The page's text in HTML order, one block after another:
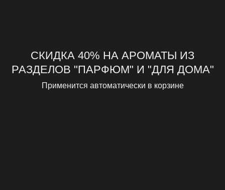
СКИДКА 40% НА АРОМАТЫ ИЗ
РАЗДЕЛОВ "ПАРФЮМ" И "ДЛЯ ДОМА"
Применится автоматически в корзине